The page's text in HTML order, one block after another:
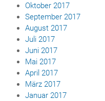
Oktober 2017
September 2017
August 2017
Juli 2017
Juni 2017
Mai 2017
April 2017
März 2017
Januar 2017